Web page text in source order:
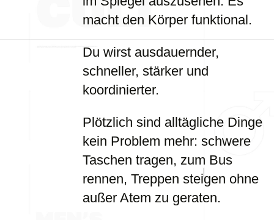
macht den Körper funktional.
Du wirst ausdauernder,
schneller, stärker und
koordinierter.
Plötzlich sind alltägliche Dinge
kein Problem mehr: schwere
Taschen tragen, zum Bus
rennen, Treppen steigen ohne
außer Atem zu geraten.